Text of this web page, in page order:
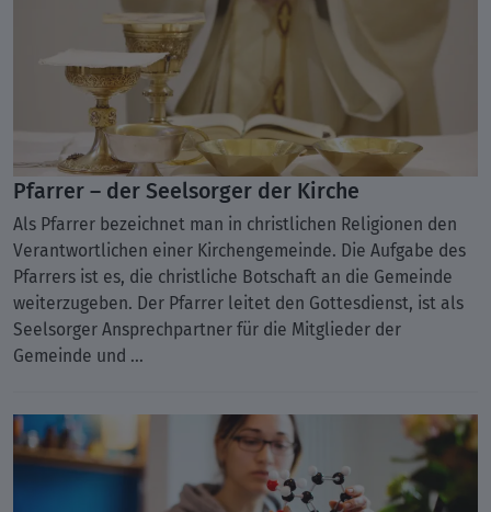
Pfarrer – der Seelsorger der Kirche
Als Pfarrer bezeichnet man in christlichen Religionen den
Verantwortlichen einer Kirchengemeinde. Die Aufgabe des
Pfarrers ist es, die christliche Botschaft an die Gemeinde
weiterzugeben. Der Pfarrer leitet den Gottesdienst, ist als
Seelsorger Ansprechpartner für die Mitglieder der
Gemeinde und ...